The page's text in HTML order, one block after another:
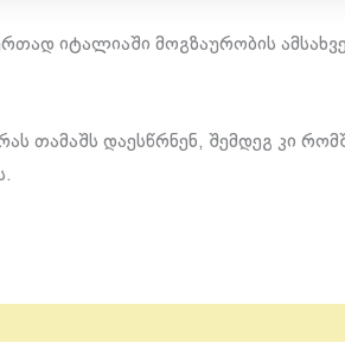
იტალიაში მოგზაურობის
თამაშს დაესწრნენ, შემდეგ კი